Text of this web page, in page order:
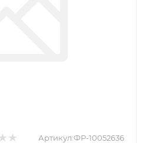
Артикул:ФР-10052636